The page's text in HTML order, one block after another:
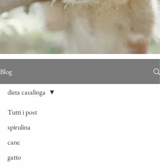
Blog
Tutti i post
spirulina
cane
gatto
dieta casalinga